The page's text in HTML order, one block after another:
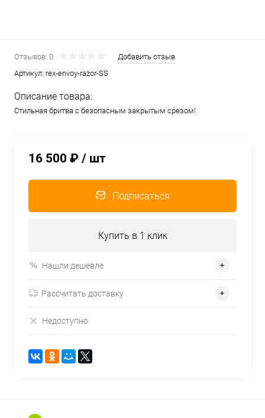
Отзывов: 0
Добавить отзыв
Артикул: rex-envoy-razor-SS
Описание товара:
Стильная бритва с безопасным закрытым срезом!
16 500 ₽ / шт
Подписаться
Купить в 1 клик
Нашли дешевле
Рассчитать доставку
Недоступно